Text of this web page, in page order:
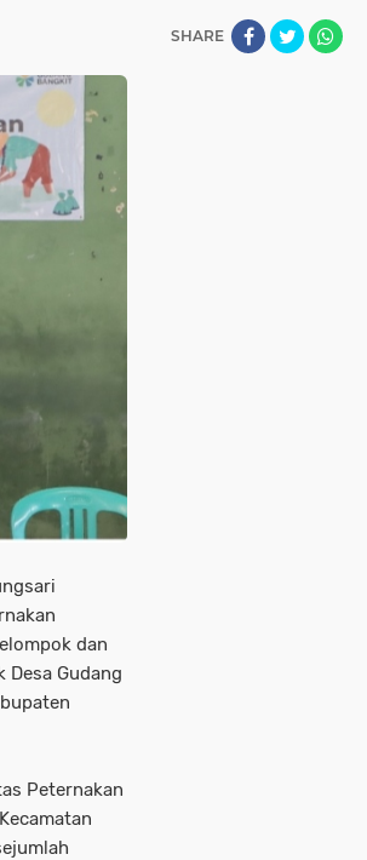
SHARE
dan
Desa Gudang
Peternakan